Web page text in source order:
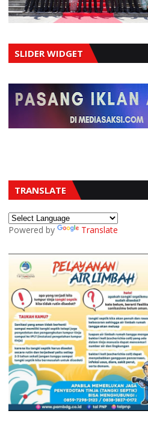
SLIDER WIDGET
TRANSLATE
Powered by Translate